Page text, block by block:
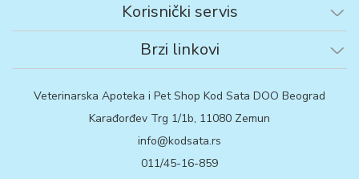
Korisnički servis
Brzi linkovi
Veterinarska Apoteka i Pet Shop Kod Sata DOO Beograd
Karađorđev Trg 1/1b, 11080 Zemun
info@kodsata.rs
011/45-16-859